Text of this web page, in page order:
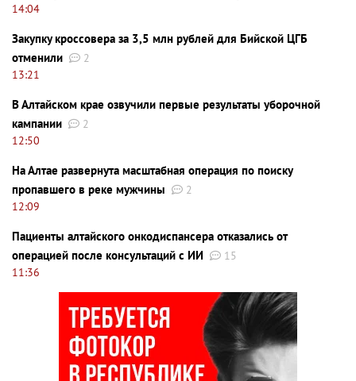
14:04
Закупку кроссовера за 3,5 млн рублей для Бийской ЦГБ
отменили
2
13:21
В Алтайском крае озвучили первые результаты уборочной
кампании
2
12:50
На Алтае развернута масштабная операция по поиску
пропавшего в реке мужчины
2
12:09
Пациенты алтайского онкодиспансера отказались от
операцией после консультаций с ИИ
15
11:36